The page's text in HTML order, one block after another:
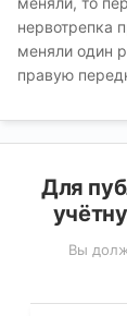
нервотрепка
меняли один
правую
Для
Вы